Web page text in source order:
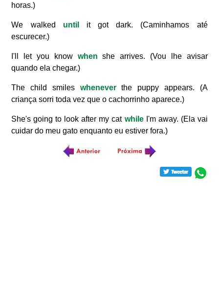
horas.)
We walked until
it got dark. (Caminhamos até
escurecer.)
I'll let you know when she arrives. (Vou lhe avisar
quando ela chegar.)
The child smiles wheneverthe puppy appears. (A
criança sorri toda vez que o cachorrinho aparece.)
She's going to look after my cat whileI'm away. (Ela vai
cuidar do meu gato enquanto eu estiver fora.)